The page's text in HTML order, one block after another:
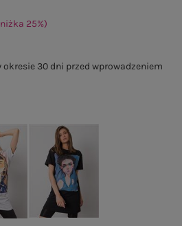
25%)
30 dni przed wprowadzeniem